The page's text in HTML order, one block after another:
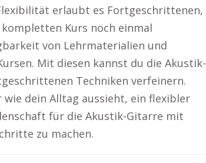
erlaubt es Fortgeschrittenen,
Kurs noch einmal
von Lehrmaterialien und
Mit diesen kannst du die Akustik-
Techniken verfeinern.
dein Alltag aussieht, ein flexibler
für die Akustik-Gitarre mit
zu machen.